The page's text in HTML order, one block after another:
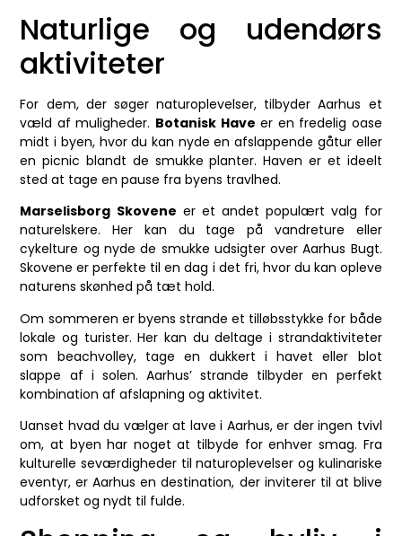
Naturlige og udendørs
aktiviteter
For dem, der søger naturoplevelser, tilbyder Aarhus et
væld af muligheder. Botanisk Have er en fredelig oase
midt i byen, hvor du kan nyde en afslappende gåtur eller
en picnic blandt de smukke planter. Haven er et ideelt
sted at tage en pause fra byens travlhed.
Marselisborg Skovene er et andet populært valg for
naturelskere. Her kan du tage på vandreture eller
cykelture og nyde de smukke udsigter over Aarhus Bugt.
Skovene er perfekte til en dag i det fri, hvor du kan opleve
naturens skønhed på tæt hold.
Om sommeren er byens strande et tilløbsstykke for både
lokale og turister. Her kan du deltage i strandaktiviteter
som beachvolley, tage en dukkert i havet eller blot
slappe af i solen. Aarhus’ strande tilbyder en perfekt
kombination af afslapning og aktivitet.
Uanset hvad du vælger at lave i Aarhus, er der ingen tvivl
om, at byen har noget at tilbyde for enhver smag. Fra
kulturelle seværdigheder til naturoplevelser og kulinariske
eventyr, er Aarhus en destination, der inviterer til at blive
udforsket og nydt til fulde.